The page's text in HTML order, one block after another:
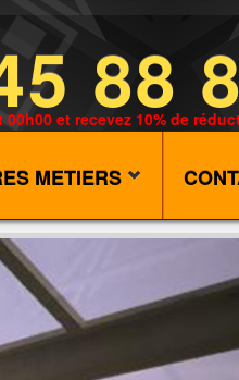
88
et recevez 10% de
METIERS